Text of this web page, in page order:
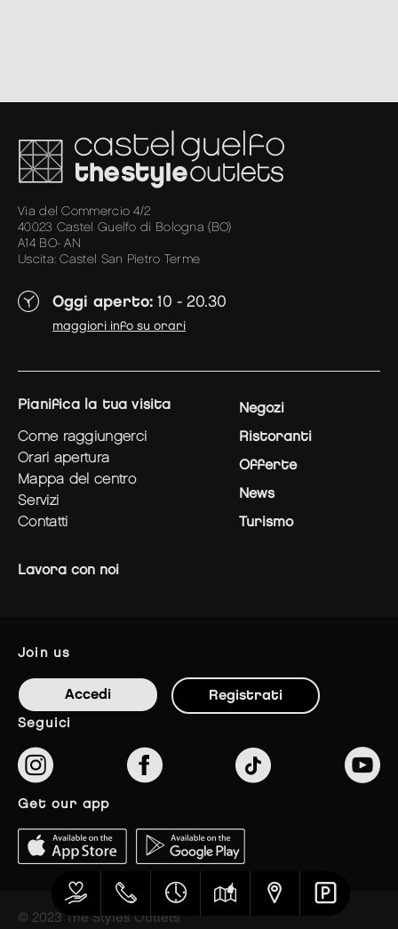
Via del Commercio 4/2
40023 Castel Guelfo di Bologna (BO)
A14 BO- AN
Uscita: Castel San Pietro Terme
Oggi aperto: 10 - 20.30
maggiori info su orari
pianifica la tua visita
come raggiungerci
orari apertura
mappa del centro
servizi
contatti
Negozi
Ristoranti
Offerte
News
Turismo
Lavora con noi
join us
Accedi Registrati
seguici
get our app
© 2023 The Styles Outlets